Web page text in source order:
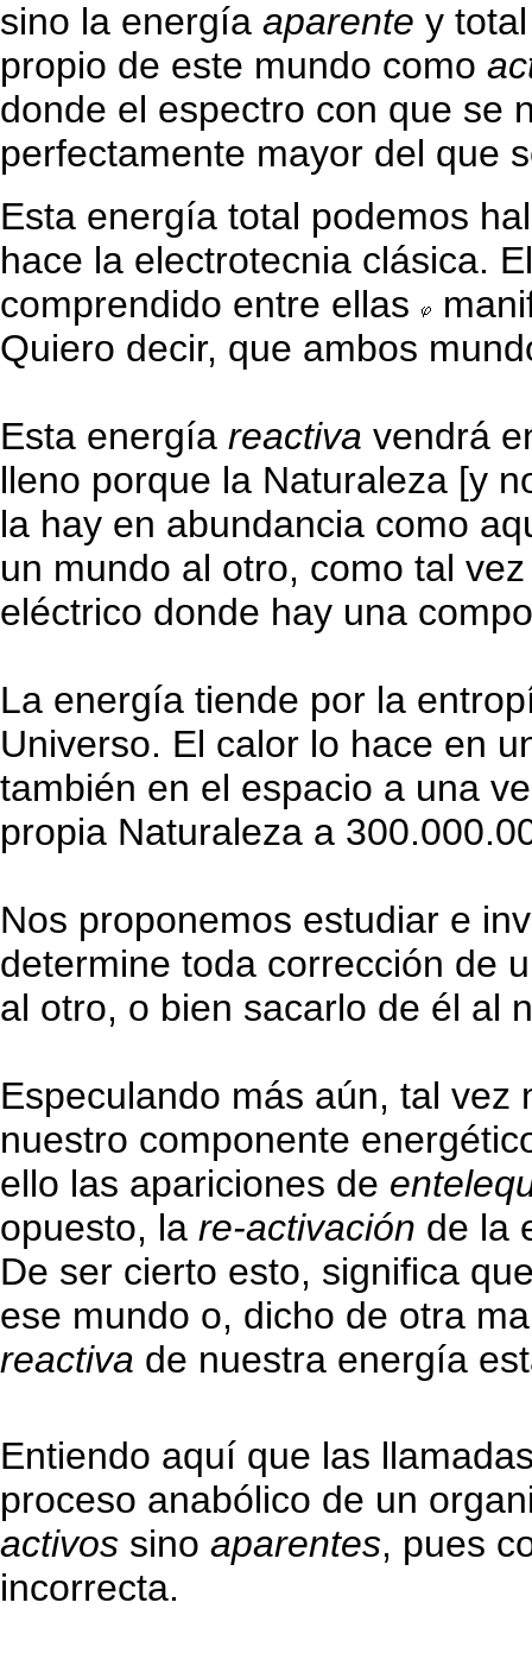
sino la energía aparente y
propio de este mundo como
donde el espectro con que se
perfectamente mayor del que
Esta energía total podemos
hace la electrotecnia clásica.
comprendido entre ellas
Quiero decir, que ambos
Esta energía reactiva vendrá
lleno porque la Naturaleza [y
la hay en abundancia como
un mundo al otro, como tal
eléctrico donde hay una
La energía tiende por la
Universo. El calor lo hace en
también en el espacio a una
propia Naturaleza a
Nos proponemos estudiar e
determine toda corrección de
al otro, o bien sacarlo de él al
Especulando más aún, tal
nuestro componente
ello las apariciones de
opuesto, la re-activación de la
De ser cierto esto, significa
ese mundo o, dicho de otra
reactiva de nuestra energía
Entiendo aquí que las
proceso anabólico de un
activos sino aparentes, pues
incorrecta.